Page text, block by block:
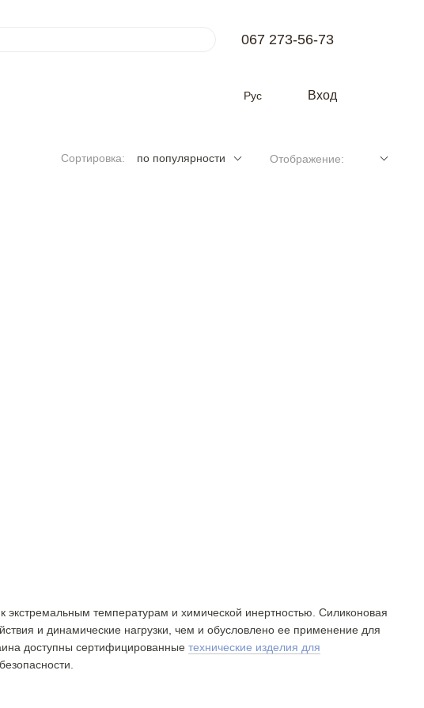
067 273-56-73
Рус Вход
Сортировка: по популярности Отображение:
температурам и химической инертностью. Силиконовая
и динамические нагрузки, чем и обусловлено ее применение для
доступны сертифицированные технические изделия для